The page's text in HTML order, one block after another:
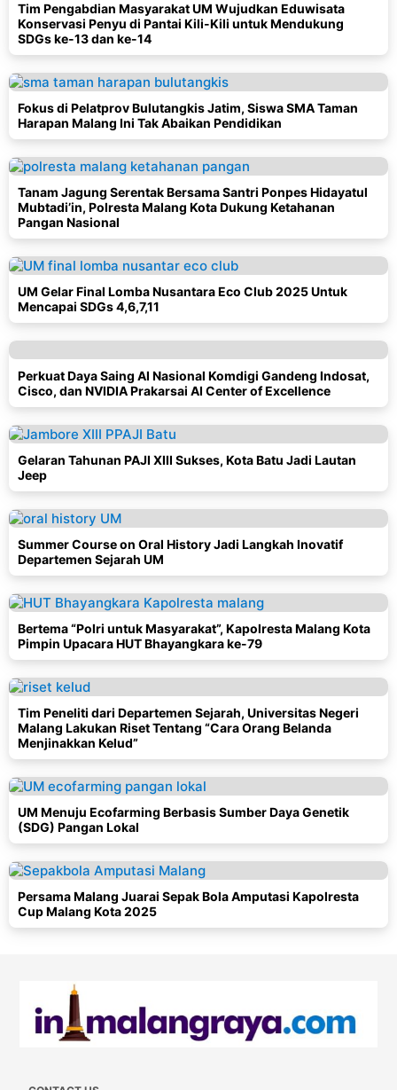
Tim Pengabdian Masyarakat UM Wujudkan Eduwisata
Konservasi Penyu di Pantai Kili-Kili untuk Mendukung
SDGs ke-13 dan ke-14
Fokus di Pelatprov Bulutangkis Jatim, Siswa SMA Taman
Harapan Malang Ini Tak Abaikan Pendidikan
Tanam Jagung Serentak Bersama Santri Ponpes Hidayatul
Mubtadi’in, Polresta Malang Kota Dukung Ketahanan
Pangan Nasional
UM Gelar Final Lomba Nusantara Eco Club 2025 Untuk
Mencapai SDGs 4,6,7,11
Perkuat Daya Saing AI Nasional Komdigi Gandeng Indosat,
Cisco, dan NVIDIA Prakarsai AI Center of Excellence
Gelaran Tahunan PAJI XIII Sukses, Kota Batu Jadi Lautan
Jeep
Summer Course on Oral History Jadi Langkah Inovatif
Departemen Sejarah UM
Bertema “Polri untuk Masyarakat”, Kapolresta Malang Kota
Pimpin Upacara HUT Bhayangkara ke-79
Tim Peneliti dari Departemen Sejarah, Universitas Negeri
Malang Lakukan Riset Tentang “Cara Orang Belanda
Menjinakkan Kelud”
UM Menuju Ecofarming Berbasis Sumber Daya Genetik
(SDG) Pangan Lokal
Persama Malang Juarai Sepak Bola Amputasi Kapolresta
Cup Malang Kota 2025